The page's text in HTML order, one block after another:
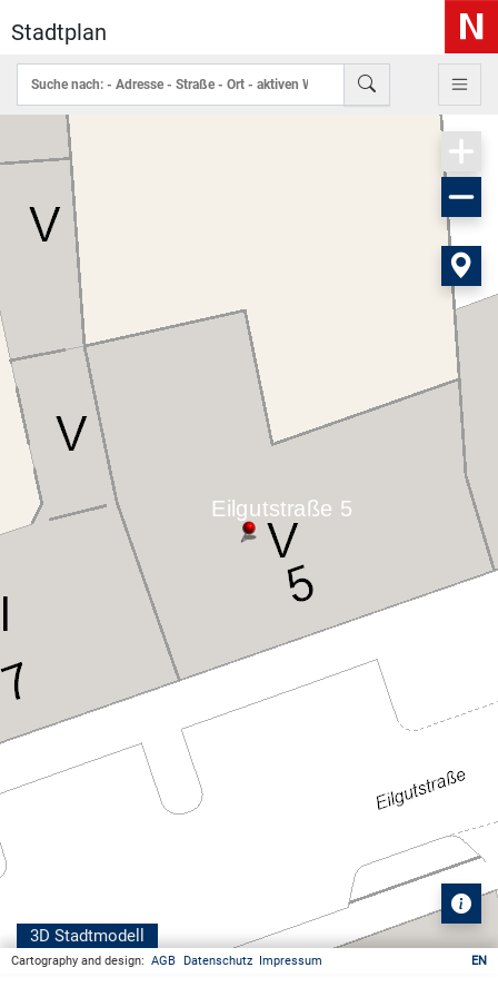
Stadtplan
3D Stadtmodell
Cartography and design: AGB Datenschutz Impressum EN